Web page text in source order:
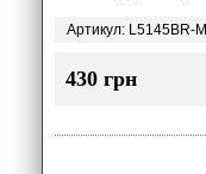
Артикул: L5145BR-M
430 грн